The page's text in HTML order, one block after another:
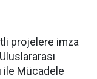
projelere imza
ile Mücadele